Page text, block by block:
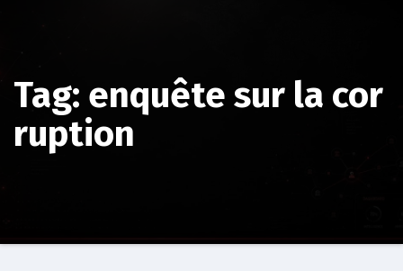
Tag: enquête sur la cor
ruption